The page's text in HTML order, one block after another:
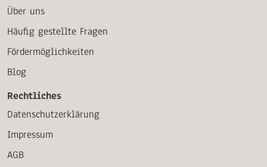
Über uns
Häufig gestellte Fragen
Fördermöglichkeiten
Blog
Rechtliches
Datenschutzerklärung
Impressum
AGB